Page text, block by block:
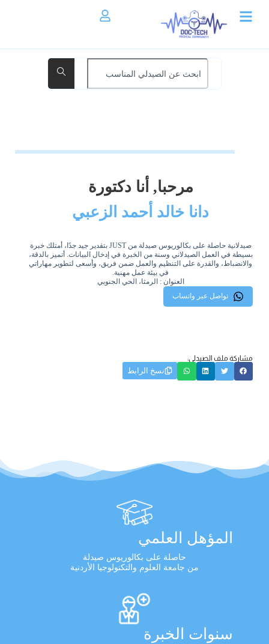
مرحبا, أنا دكتورة
دانا خالد أحمد الزعبي
صيدلانية حاصلة على بكالوريوس صيدلة من JUST بتقدير جيد جدًا، أمتلك خبرة
بسيطة في العمل الصيدلاني وسنة من الخبرة في إدخال البيانات. أتميز بالدقة،
والانضباط، والقدرة على التنظيم والعمل ضمن فريق، وأسعى لتطوير مهاراتي
في بيئة عمل مهنية.
العنوان : الرمثا، الحي الجنوبي
تواصل عبر واتساب
مشاركة ملف الصيدلي:
نسخ الرابط
المؤهل العلمي
حاصلة على بكالوريوس صيدلة
من جامعة العلوم والتكنولوجيا الأردنية
سنوات الخبرة